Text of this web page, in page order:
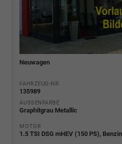
Neuwagen
FAHRZEUG-NR.
135989
AUSSENFARBE
Graphitgrau Metallic
MOTOR
1.5 TSI DSG mHEV (150 PS), Benzin